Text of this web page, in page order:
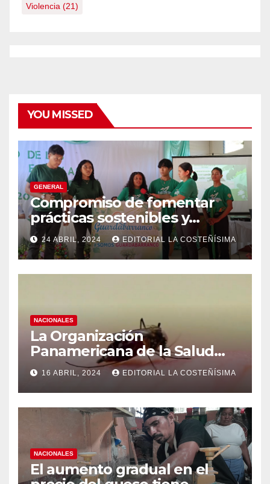
Violencia (21)
YOU MISSED
GENERAL
Compromiso de fomentar
prácticas sostenibles y
conciencia ecológica en las
instituciones educativas
24 ABRIL, 2024 EDITORIAL LA COSTEÑÍSIMA
NACIONALES
La Organización
Panamericana de la Salud
(OPS), recomienda reforzar
medidas ante el aumento de
casos de dengue
16 ABRIL, 2024 EDITORIAL LA COSTEÑÍSIMA
NACIONALES
El aumento gradual en el